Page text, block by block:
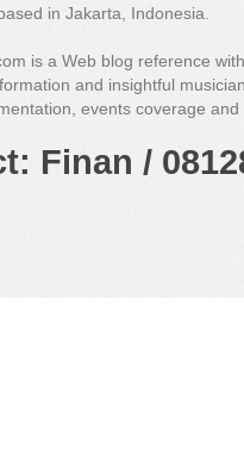
in Jakarta, Indonesia.
is a Web blog reference
and insightful
events coverage and
Finan /